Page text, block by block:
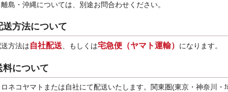
島・沖縄については、別途お問合わせください。
送方法について
方法は自社配送、もしくは宅急便（ヤマト運輸） になります。
料について
ネコヤマトまたは自社にて配送いたします。関東圏(東京・神奈川・